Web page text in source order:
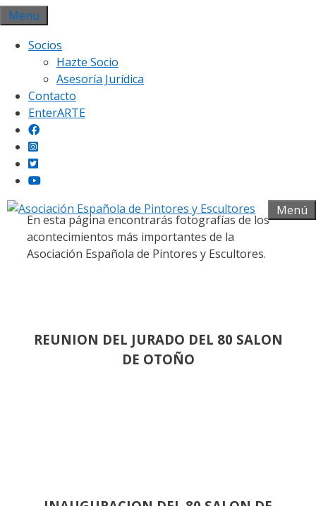
Saltar
al
contenido
Menu
Socios
Hazte Socio
Asesoría Jurídica
Contacto
EnterARTE
Menú
Galería fotográfica
En esta página encontrarás fotografías de los
acontecimientos más importantes de la
Asociación Española de Pintores y Escultores.
REUNION DEL JURADO DEL 80 SALON
DE OTOÑO